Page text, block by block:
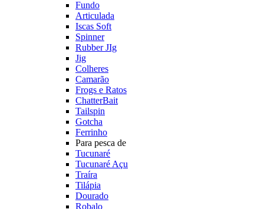
Fundo
Articulada
Iscas Soft
Spinner
Rubber JIg
Jig
Colheres
Camarão
Frogs e Ratos
ChatterBait
Tailspin
Gotcha
Ferrinho
Para pesca de
Tucunaré
Tucunaré Açu
Traíra
Tilápia
Dourado
Robalo